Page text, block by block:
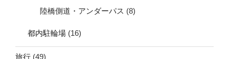
陸橋側道・アンダーパス (8)
都内駐輪場 (16)
旅行 (49)